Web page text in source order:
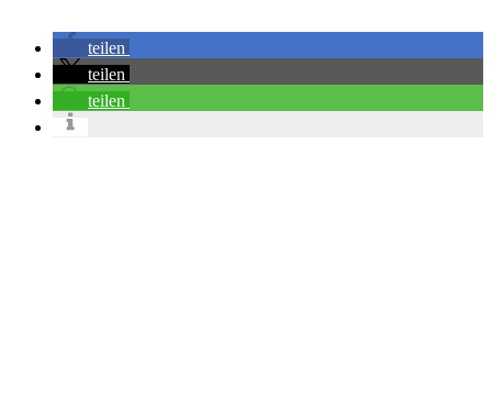
teilen
teilen
teilen